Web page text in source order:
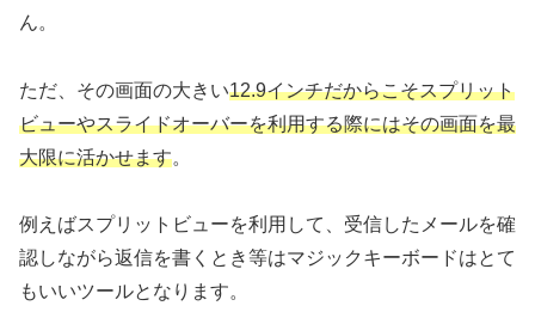
ん。
ただ、その画面の大きい12.9インチだからこそスプリット
ビューやスライドオーバーを利用する際にはその画面を最
大限に活かせます。
例えばスプリットビューを利用して、受信したメールを確
認しながら返信を書くとき等はマジックキーボードはとて
もいいツールとなります。